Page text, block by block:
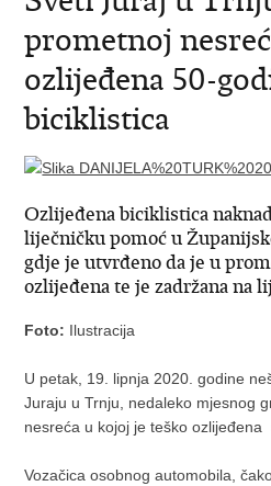
prometnoj
ozlijeđena 50-
biciklistica
Ozlijeđena biciklistica
liječničku pomoć u
gdje je utvrđeno da je u
ozlijeđena te je zadržana na
Foto: Ilustracija
U petak, 19. lipnja 2020. godine
Juraju u Trnju, nedaleko mjesnog
nesreća u kojoj je teško ozlijeđena
Vozačica osobnog automobila,